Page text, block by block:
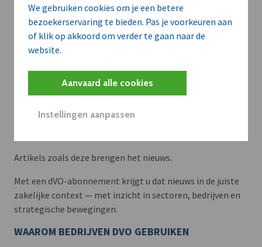
We gebruiken cookies om je een betere
bezoekerservaring te bieden. Pas je voorkeuren aan
of klik op akkoord om verder te gaan naar de
website.
Aanvaard alle cookies
Instellingen aanpassen
Meer context. Dieper begrip.
Artikels zoals deze brengen het nieuws.
Met een dVO-abonnement krijgt u dat nieuws in de juiste
zakelijke context — met inzicht in sectoren, bedrijven en
strategische bewegingen.
WAAROM BEDRIJVEN DVO GEBRUIKEN